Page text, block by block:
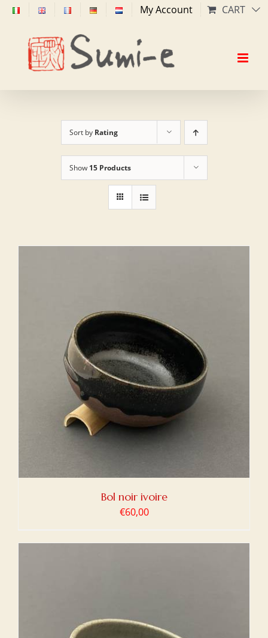
Skip
content
My Account CART
Sort by Rating
Show 15 Products
Bol noir ivoire
€60,00